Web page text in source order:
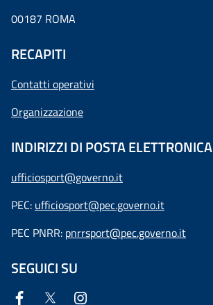
00187 ROMA
RECAPITI
Contatti operativi
Organizzazione
INDIRIZZI DI POSTA ELETTRONICA
ufficiosport@governo.it
PEC: ufficiosport@pec.governo.it
PEC PNRR: pnrrsport@pec.governo.it
SEGUICI SU